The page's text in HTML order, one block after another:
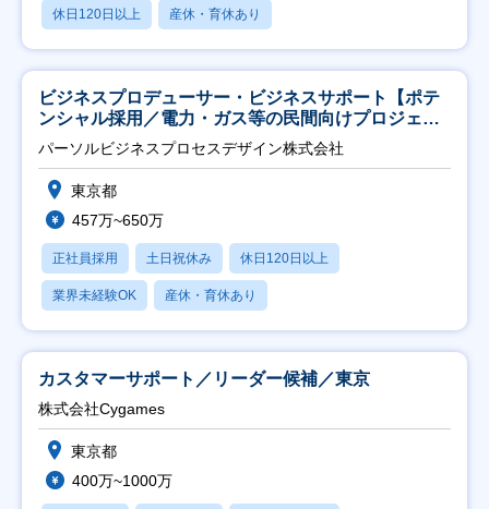
休日120日以上 産休・育休あり
ビジネスプロデューサー・ビジネスサポート【ポテ
ンシャル採用／電力・ガス等の民間向けプロジェク
ト推進】
パーソルビジネスプロセスデザイン株式会社
東京都
457万~650万
正社員採用 土日祝休み 休日120日以上
業界未経験OK 産休・育休あり
カスタマーサポート／リーダー候補／東京
株式会社Cygames
東京都
400万~1000万